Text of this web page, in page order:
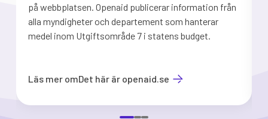
på webbplatsen. Openaid publicerar information från
alla myndigheter och departement som hanterar
medel inom Utgiftsområde 7 i statens budget.
Läs mer omDet här är openaid.se